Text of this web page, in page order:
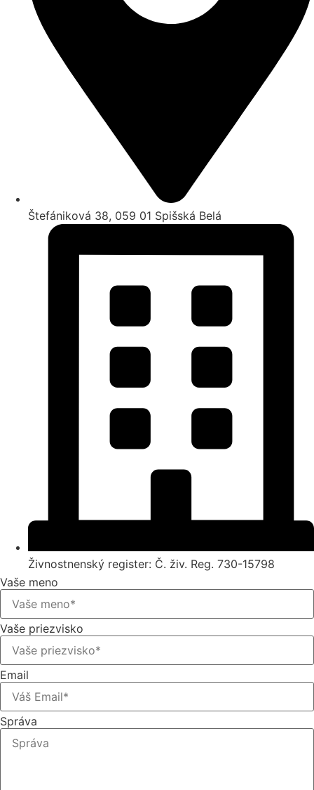
Štefániková 38, 059 01 Spišská Belá
Živnostnenský register: Č. živ. Reg. 730-15798
Vaše meno
Vaše priezvisko
Email
Správa